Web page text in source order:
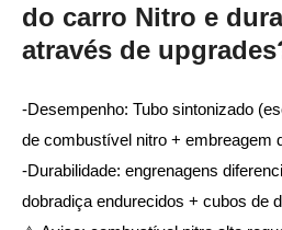
do carro Nitro e
através de
-Desempenho: Tubo sintonizado
de combustível nitro + embreagem
-Durabilidade: engrenagens
dobradiça endurecidos + cubos de